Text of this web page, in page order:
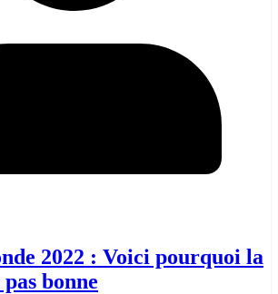
2022 : Voici pourquoi la
bonne